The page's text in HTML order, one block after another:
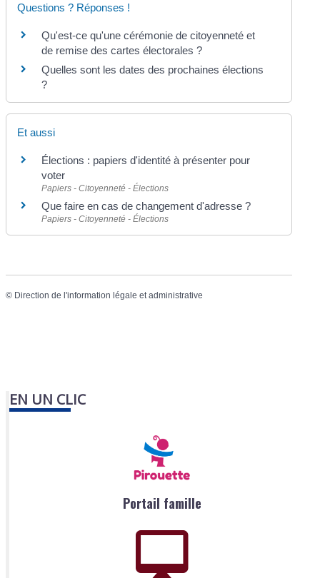
Questions ? Réponses !
Qu'est-ce qu'une cérémonie de citoyenneté et
de remise des cartes électorales ?
Quelles sont les dates des prochaines élections
?
Et aussi
Élections : papiers d'identité à présenter pour
voter
Papiers - Citoyenneté - Élections
Que faire en cas de changement d'adresse ?
Papiers - Citoyenneté - Élections
© Direction de l'information légale et administrative
EN UN CLIC
Portail famille